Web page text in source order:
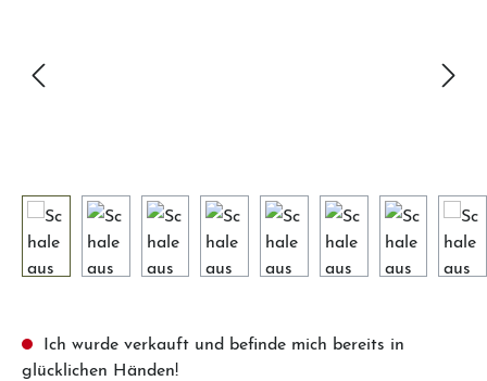
Ich wurde verkauft und befinde mich bereits in
glücklichen Händen!